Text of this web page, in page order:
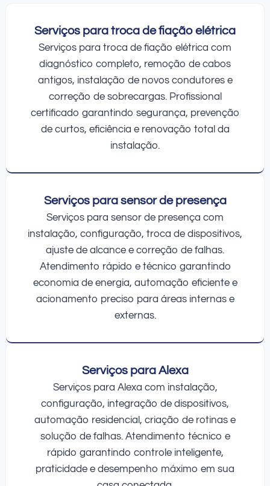
Serviços para troca de fiação elétrica
Serviços para troca de fiação elétrica com
diagnóstico completo, remoção de cabos
antigos, instalação de novos condutores e
correção de sobrecargas. Profissional
certificado garantindo segurança, prevenção
de curtos, eficiência e renovação total da
instalação.
Serviços para sensor de presença
Serviços para sensor de presença com
instalação, configuração, troca de dispositivos,
ajuste de alcance e correção de falhas.
Atendimento rápido e técnico garantindo
economia de energia, automação eficiente e
acionamento preciso para áreas internas e
externas.
Serviços para Alexa
Serviços para Alexa com instalação,
configuração, integração de dispositivos,
automação residencial, criação de rotinas e
solução de falhas. Atendimento técnico e
rápido garantindo controle inteligente,
praticidade e desempenho máximo em sua